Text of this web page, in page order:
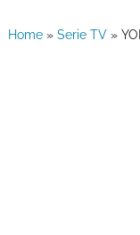
Home» Serie TV»